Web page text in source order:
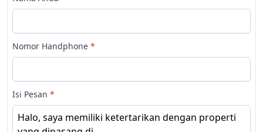
Nomor Handphone *
Isi Pesan *